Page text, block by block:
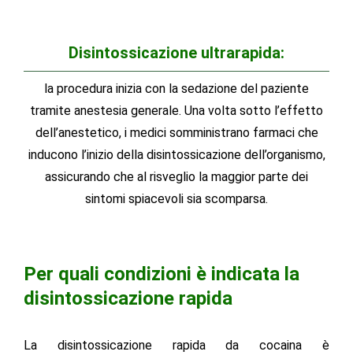
Disintossicazione ultrarapida:
la procedura inizia con la sedazione del paziente
tramite anestesia generale. Una volta sotto l’effetto
dell’anestetico, i medici somministrano farmaci che
inducono l’inizio della disintossicazione dell’organismo,
assicurando che al risveglio la maggior parte dei
sintomi spiacevoli sia scomparsa.
Per quali condizioni è indicata la
disintossicazione rapida
La disintossicazione rapida da cocaina è